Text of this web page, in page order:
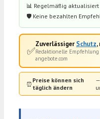
📊 Regelmäßig aktualisiert
🛡️ Keine bezahlten
✅
Zuverlässiger Schutz,
Redaktionelle
angebote.com
⏰ Preise können sich
täglich ändern